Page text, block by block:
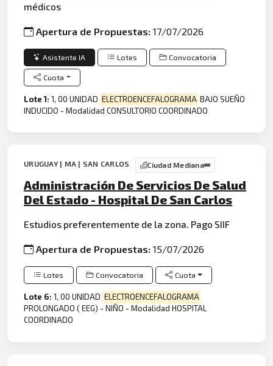
médicos
Apertura de Propuestas:17/07/2026
Asistente IA Lotes Convocatoria
Cuota
Lote 1:1, 00 UNIDAD ELECTROENCEFALOGRAMA BAJO SUEÑO
INDUCIDO - Modalidad CONSULTORIO COORDINADO
URUGUAY | MA | SAN CARLOS Ciudad Mediana
Administración De Servicios De Salud
Del Estado - Hospital De San Carlos
Estudios preferentemente de la zona. Pago SIIF
Apertura de Propuestas:15/07/2026
Lotes Convocatoria Cuota
Lote 6:1, 00 UNIDAD ELECTROENCEFALOGRAMA
PROLONGADO ( EEG) - NIÑO - Modalidad HOSPITAL
COORDINADO